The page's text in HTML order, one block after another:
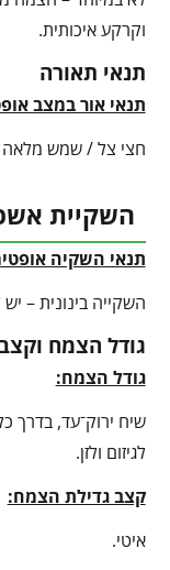
וקרקע איכותית.
תנאי תאורה
תנאי אור במצב
חצי צל / שמש מלאה
השקיית
תנאי השקיה
השקייה בינונית –
גודל הצמח
גודל הצמח:
לגיזום ולזן.
קצב גדילת הצמח:
איטי.